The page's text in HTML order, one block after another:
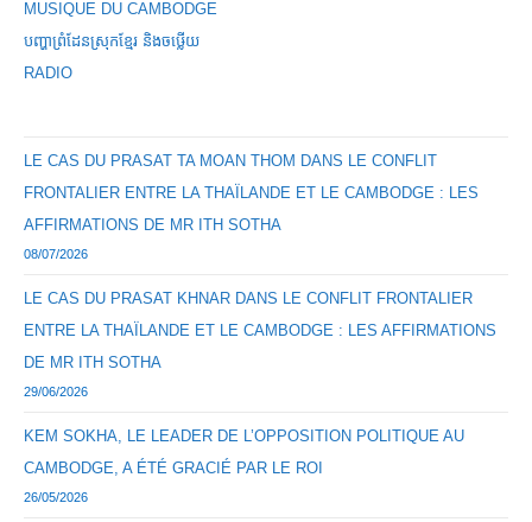
MUSIQUE DU CAMBODGE
បញ្ហាព្រំដែនស្រុកខ្មែរ និងចឞ្លើយ
RADIO
LE CAS DU PRASAT TA MOAN THOM DANS LE CONFLIT
FRONTALIER ENTRE LA THAÏLANDE ET LE CAMBODGE : LES
AFFIRMATIONS DE MR ITH SOTHA
08/07/2026
LE CAS DU PRASAT KHNAR DANS LE CONFLIT FRONTALIER
ENTRE LA THAÏLANDE ET LE CAMBODGE : LES AFFIRMATIONS
DE MR ITH SOTHA
29/06/2026
KEM SOKHA, LE LEADER DE L’OPPOSITION POLITIQUE AU
CAMBODGE, A ÉTÉ GRACIÉ PAR LE ROI
26/05/2026